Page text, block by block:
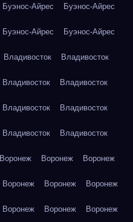
Буэнос-Айрес Буэнос-Айрес
Буэнос-Айрес Буэнос-Айрес
Владивосток Владивосток
Владивосток Владивосток
Владивосток Владивосток
Владивосток Владивосток
Воронеж Воронеж Воронеж
Воронеж Воронеж Воронеж
Воронеж Воронеж Воронеж